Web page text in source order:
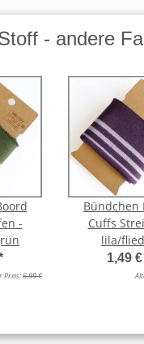
- andere
-
Preis:6,99 €
Bündchen
Cuffs
lila/
1,49 €